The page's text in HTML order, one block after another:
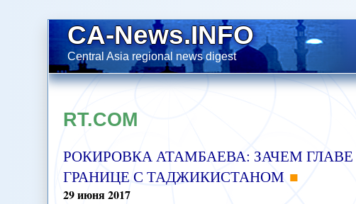
CA-News.INFO
Central Asia regional news digest
RT.COM
РОКИРОВКА АТАМБАЕВА: ЗАЧЕМ
ГРАНИЦЕ С ТАДЖИКИСТАНОМ
29июня2017